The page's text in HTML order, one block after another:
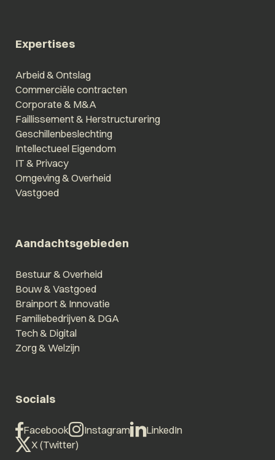
Expertises
Arbeid & Ontslag
Commerciële contracten
Corporate & M&A
Faillissement & Herstructurering
Geschillenbeslechting
Intellectueel Eigendom
IT & Privacy
Omgeving & Overheid
Vastgoed
Aandachtsgebieden
Bestuur & Overheid
Bouw & Vastgoed
Brainport & Innovatie
Familiebedrijven & DGA
Tech & Digital
Zorg & Welzijn
Socials
Facebook Instagram
LinkedIn
X (Twitter)